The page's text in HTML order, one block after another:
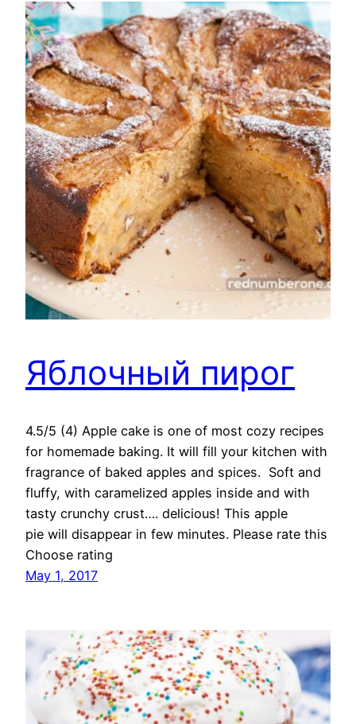
Яблочный пирог
4.5/5 (4) Apple cake is one of most cozy recipes
for homemade baking. It will fill your kitchen with
fragrance of baked apples and spices. Soft and
fluffy, with caramelized apples inside and with
tasty crunchy crust…. delicious! This apple
pie will disappear in few minutes. Please rate this
Choose rating
May 1, 2017